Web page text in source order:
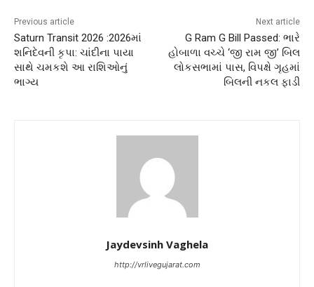
Previous article
Saturn Transit 2026 :2026માં
શનિદેવની કૃપા: ચાંદીના પાયા
સાથે ચમકશે આ રાશિઓનું
ભાગ્ય
Next article
G Ram G Bill Passed: ભારે
હોબાળા વચ્ચે ‘જી રામ જી’ બિલ
લોકસભામાં પાસ, વિપક્ષે ગૃહમાં
બિલની નકલ ફાડી
Jaydevsinh Vaghela
http://vrlivegujarat.com